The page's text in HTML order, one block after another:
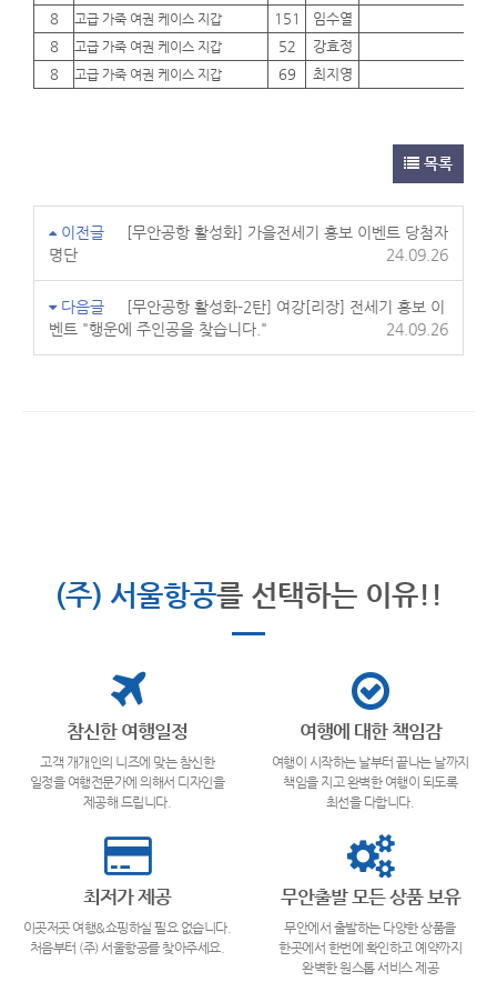
8
고급 가죽 여권 케이스 지갑 151 임수열
8
고급 가죽 여권 케이스 지갑 52 강효정
8
고급 가죽 여권 케이스 지갑 69 최지영
목록
이전글
[무안공항 활성화] 가을전세기 홍보 이벤트 당첨자
명단
24.09.26
다음글
[무안공항 활성화-2탄] 여강[리장] 전세기 홍보 이
벤트 "행운에 주인공을 찾습니다."
24.09.26
(주) 서울항공를 선택하는 이유!!
참신한 여행일정
고객 개개인의 니즈에 맞는 참신한
일정을 여행전문가에 의해서 디자인을
제공해 드립니다.
여행에 대한 책임감
여행이 시작하는 날부터 끝나는 날까지
책임을 지고 완벽한 여행이 되도록
최선을 다합니다.
최저가 제공
이곳저곳 여행&쇼핑하실 필요 없습니다.
처음부터 (주) 서울항공를 찾아주세요.
무안출발 모든 상품 보유
무안에서 출발하는 다양한 상품을
한곳에서 한번에 확인하고 예약까지
완벽한 원스톱 서비스 제공